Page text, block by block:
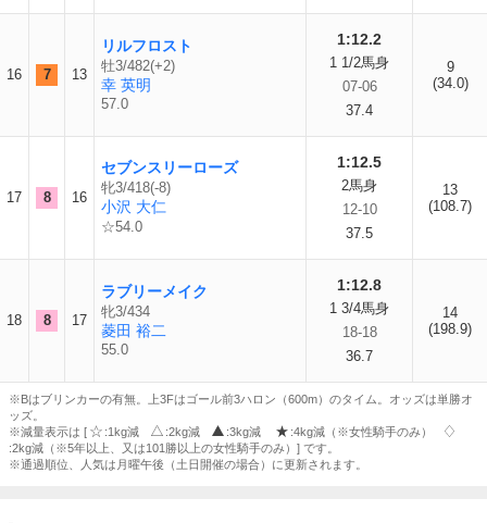
16 7 13
リルフロスト
牡3/482(+2)
幸 英明
57.0
1:12.2
1 1/2馬身
07-06
37.4
9
(34.0)
17 8 16
セブンスリーローズ
牝3/418(-8)
小沢 大仁
☆54.0
1:12.5
2馬身
12-10
37.5
13
(108.7)
18 8 17
ラブリーメイク
牝3/434
菱田 裕二
55.0
1:12.8
1 3/4馬身
18-18
36.7
14
(198.9)
※Bはブリンカーの有無。上3Fはゴール前3ハロン（600m）のタイム。オッズは単勝オ
ッズ。
※減量表示は [
:1kg減 :2kg減 :3kg減
:4kg減（※女性騎手のみ）
:2kg減（※5年以上、又は101勝以上の女性騎手のみ）] です。
※通過順位、人気は月曜午後（土日開催の場合）に更新されます。